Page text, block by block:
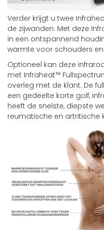
Verder krijgt u twee
de zijwanden. Met deze
in een ontspannend
warmte voor schouders en
Optioneel kan deze
met Infraheat™
overleg met de klant. De
een gedeelte korte golf,
heeft de snelste, diepste
reumatische en artritische